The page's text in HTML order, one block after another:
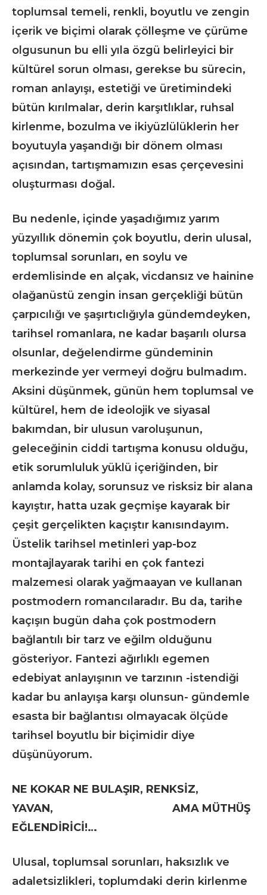
toplumsal temeli, renkli, boyutlu ve zengin
içerik ve biçimi olarak çölleşme ve çürüme
olgusunun bu elli yıla özgü belirleyici bir
kültürel sorun olması, gerekse bu sürecin,
roman anlayışı, estetiği ve üretimindeki
bütün kırılmalar, derin karşıtlıklar, ruhsal
kirlenme, bozulma ve ikiyüzlülüklerin her
boyutuyla yaşandığı bir dönem olması
açısından, tartışmamızın esas çerçevesini
oluşturması doğal.
Bu nedenle, içinde yaşadığımız yarım
yüzyıllık dönemin çok boyutlu, derin ulusal,
toplumsal sorunları, en soylu ve
erdemlisinde en alçak, vicdansız ve hainine
olağanüstü zengin insan gerçekliği bütün
çarpıcılığı ve şaşırtıclığıyla gündemdeyken,
tarihsel romanlara, ne kadar başarılı olursa
olsunlar, değelendirme gündeminin
merkezinde yer vermeyi doğru bulmadım.
Aksini düşünmek, günün hem toplumsal ve
kültürel, hem de ideolojik ve siyasal
bakımdan, bir ulusun varoluşunun,
geleceğinin ciddi tartışma konusu olduğu,
etik sorumluluk yüklü içeriğinden, bir
anlamda kolay, sorunsuz ve risksiz bir alana
kayıştır, hatta uzak geçmişe kayarak bir
çeşit gerçelikten kaçıştır kanısındayım.
Üstelik tarihsel metinleri yap-boz
montajlayarak tarihi en çok fantezi
malzemesi olarak yağmaayan ve kullanan
postmodern romancılaradır. Bu da, tarihe
kaçışın bugün daha çok postmodern
bağlantılı bir tarz ve eğilm olduğunu
gösteriyor. Fantezi ağırlıklı egemen
edebiyat anlayışının ve tarzının -istendiği
kadar bu anlayışa karşı olunsun- gündemle
esasta bir bağlantısı olmayacak ölçüde
tarihsel boyutlu bir biçimidir diye
düşünüyorum.
NE KOKAR NE BULAŞIR, RENKSİZ,
YAVAN, AMA MÜTHÜŞ
EĞLENDİRİCİ!…
Ulusal, toplumsal sorunları, haksızlık ve
adaletsizlikleri, toplumdaki derin kirlenme